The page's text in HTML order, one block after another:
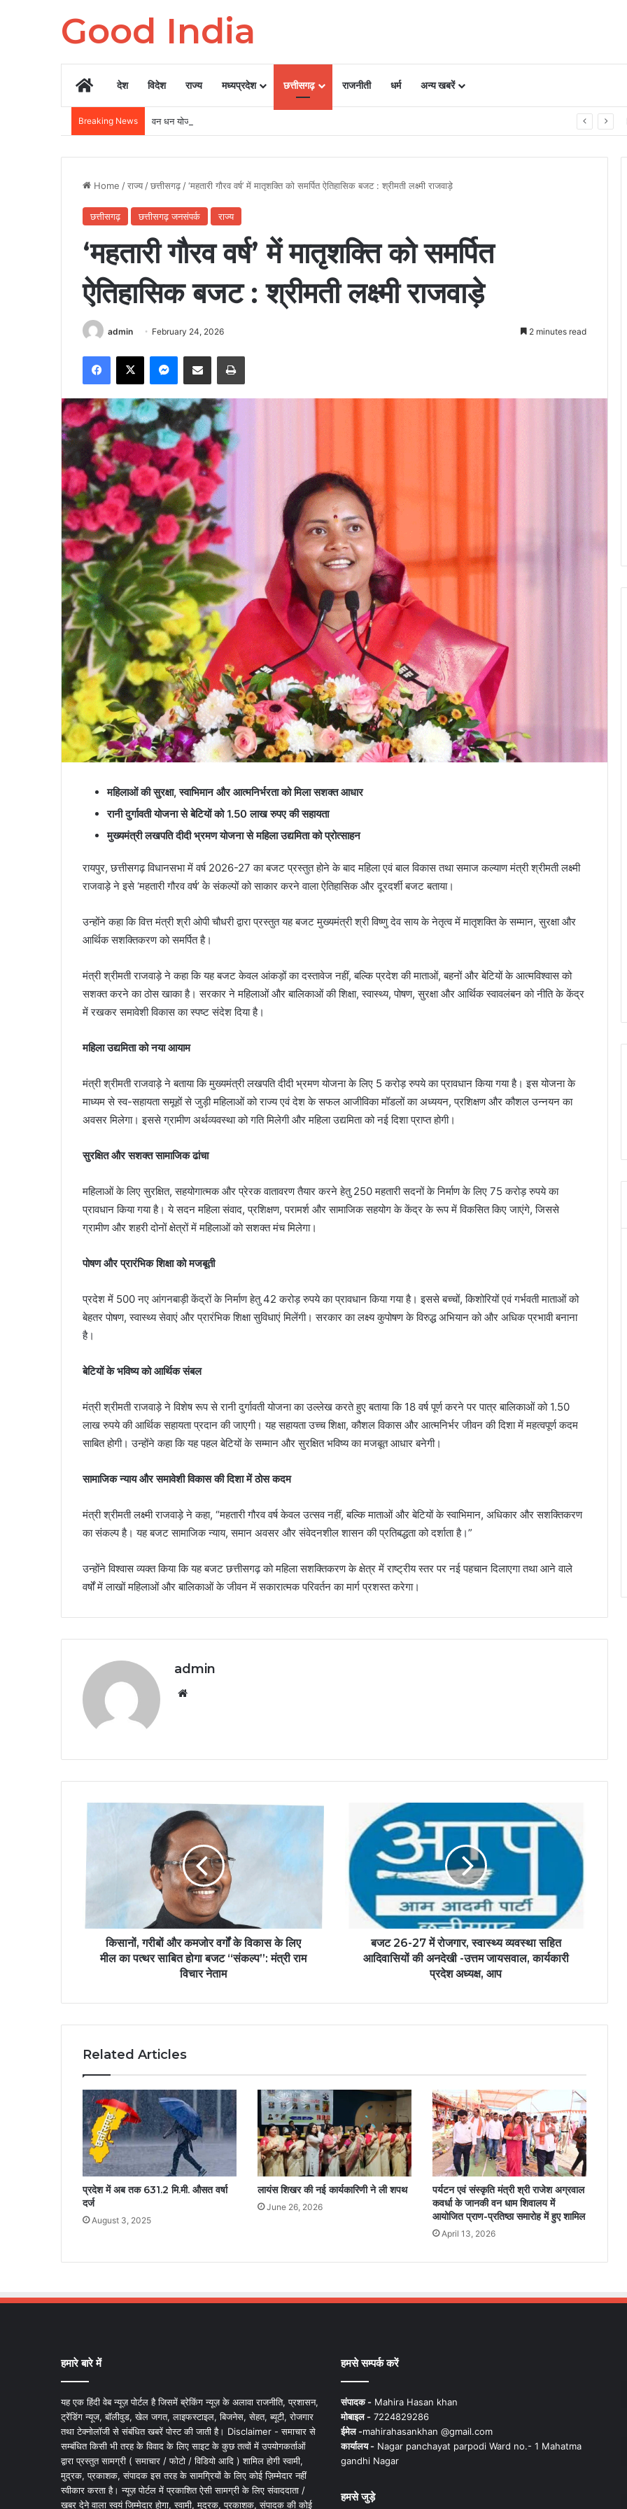
Good India
Homeदेश विदेश राज्य मध्यप्रदेश छत्तीसगढ़ राजनीती धर्म अन्य खबरें
Breaking News वन धन योजना की सफलता: महुआ से मूल्यवर्धित उत्पाद बनाकर आत्मनिर्भर बनीं महिलाएं
Home /राज्य /छत्तीसगढ़ /‘महतारी गौरव वर्ष’ में मातृशक्ति को समर्पित ऐतिहासिक बजट : श्रीमती लक्ष्मी राजवाड़े
छत्तीसगढ़ छत्तीसगढ़ जनसंपर्क राज्य
‘महतारी गौरव वर्ष’ में मातृशक्ति को समर्पित
ऐतिहासिक बजट : श्रीमती लक्ष्मी राजवाड़े
admin February 24, 2026 2 minutes read
Facebook
X Messenger
Share via Email Print
महिलाओं की सुरक्षा, स्वाभिमान और आत्मनिर्भरता को मिला सशक्त आधार
रानी दुर्गावती योजना से बेटियों को 1.50 लाख रुपए की सहायता
मुख्यमंत्री लखपति दीदी भ्रमण योजना से महिला उद्यमिता को प्रोत्साहन
रायपुर, छत्तीसगढ़ विधानसभा में वर्ष 2026-27 का बजट प्रस्तुत होने के बाद महिला एवं बाल विकास तथा समाज कल्याण मंत्री श्रीमती लक्ष्मी
राजवाड़े ने इसे ‘महतारी गौरव वर्ष’ के संकल्पों को साकार करने वाला ऐतिहासिक और दूरदर्शी बजट बताया।
उन्होंने कहा कि वित्त मंत्री श्री ओपी चौधरी द्वारा प्रस्तुत यह बजट मुख्यमंत्री श्री विष्णु देव साय के नेतृत्व में मातृशक्ति के सम्मान, सुरक्षा और
आर्थिक सशक्तिकरण को समर्पित है।
मंत्री श्रीमती राजवाड़े ने कहा कि यह बजट केवल आंकड़ों का दस्तावेज नहीं, बल्कि प्रदेश की माताओं, बहनों और बेटियों के आत्मविश्वास को
सशक्त करने का ठोस खाका है। सरकार ने महिलाओं और बालिकाओं की शिक्षा, स्वास्थ्य, पोषण, सुरक्षा और आर्थिक स्वावलंबन को नीति के केंद्र
में रखकर समावेशी विकास का स्पष्ट संदेश दिया है।
महिला उद्यमिता को नया आयाम
मंत्री श्रीमती राजवाड़े ने बताया कि मुख्यमंत्री लखपति दीदी भ्रमण योजना के लिए 5 करोड़ रुपये का प्रावधान किया गया है। इस योजना के
माध्यम से स्व-सहायता समूहों से जुड़ी महिलाओं को राज्य एवं देश के सफल आजीविका मॉडलों का अध्ययन, प्रशिक्षण और कौशल उन्नयन का
अवसर मिलेगा। इससे ग्रामीण अर्थव्यवस्था को गति मिलेगी और महिला उद्यमिता को नई दिशा प्राप्त होगी।
सुरक्षित और सशक्त सामाजिक ढांचा
महिलाओं के लिए सुरक्षित, सहयोगात्मक और प्रेरक वातावरण तैयार करने हेतु 250 महतारी सदनों के निर्माण के लिए 75 करोड़ रुपये का
प्रावधान किया गया है। ये सदन महिला संवाद, प्रशिक्षण, परामर्श और सामाजिक सहयोग के केंद्र के रूप में विकसित किए जाएंगे, जिससे
ग्रामीण और शहरी दोनों क्षेत्रों में महिलाओं को सशक्त मंच मिलेगा।
पोषण और प्रारंभिक शिक्षा को मजबूती
प्रदेश में 500 नए आंगनबाड़ी केंद्रों के निर्माण हेतु 42 करोड़ रुपये का प्रावधान किया गया है। इससे बच्चों, किशोरियों एवं गर्भवती माताओं को
बेहतर पोषण, स्वास्थ्य सेवाएं और प्रारंभिक शिक्षा सुविधाएं मिलेंगी। सरकार का लक्ष्य कुपोषण के विरुद्ध अभियान को और अधिक प्रभावी बनाना
है।
बेटियों के भविष्य को आर्थिक संबल
मंत्री श्रीमती राजवाड़े ने विशेष रूप से रानी दुर्गावती योजना का उल्लेख करते हुए बताया कि 18 वर्ष पूर्ण करने पर पात्र बालिकाओं को 1.50
लाख रुपये की आर्थिक सहायता प्रदान की जाएगी। यह सहायता उच्च शिक्षा, कौशल विकास और आत्मनिर्भर जीवन की दिशा में महत्वपूर्ण कदम
साबित होगी। उन्होंने कहा कि यह पहल बेटियों के सम्मान और सुरक्षित भविष्य का मजबूत आधार बनेगी।
सामाजिक न्याय और समावेशी विकास की दिशा में ठोस कदम
मंत्री श्रीमती लक्ष्मी राजवाड़े ने कहा, “महतारी गौरव वर्ष केवल उत्सव नहीं, बल्कि माताओं और बेटियों के स्वाभिमान, अधिकार और सशक्तिकरण
का संकल्प है। यह बजट सामाजिक न्याय, समान अवसर और संवेदनशील शासन की प्रतिबद्धता को दर्शाता है।”
उन्होंने विश्वास व्यक्त किया कि यह बजट छत्तीसगढ़ को महिला सशक्तिकरण के क्षेत्र में राष्ट्रीय स्तर पर नई पहचान दिलाएगा तथा आने वाले
वर्षों में लाखों महिलाओं और बालिकाओं के जीवन में सकारात्मक परिवर्तन का मार्ग प्रशस्त करेगा।
admin
किसानों, गरीबों और कमजोर वर्गों के विकास के लिए
मील का पत्थर साबित होगा बजट ‘‘संकल्प’’: मंत्री राम
विचार नेताम
बजट 26-27 में रोजगार, स्वास्थ्य व्यवस्था सहित
आदिवासियों की अनदेखी -उत्तम जायसवाल, कार्यकारी
प्रदेश अध्यक्ष, आप
Related Articles
प्रदेश में अब तक 631.2 मि.मी. औसत वर्षा
दर्ज
August 3, 2025
लायंस शिखर की नई कार्यकारिणी ने ली शपथ
June 26, 2026
पर्यटन एवं संस्कृति मंत्री श्री राजेश अग्रवाल
कवर्धा के जानकी वन धाम शिवालय में
आयोजित प्राण-प्रतिष्ठा समारोह में हुए शामिल
April 13, 2026
हमारे बारे में
यह एक हिंदी वेब न्यूज़ पोर्टल है जिसमें ब्रेकिंग न्यूज़ के अलावा राजनीति, प्रशासन,
ट्रेंडिंग न्यूज, बॉलीवुड, खेल जगत, लाइफस्टाइल, बिजनेस, सेहत, ब्यूटी, रोजगार
तथा टेक्नोलॉजी से संबंधित खबरें पोस्ट की जाती है। Disclaimer - समाचार से
सम्बंधित किसी भी तरह के विवाद के लिए साइट के कुछ तत्वों में उपयोगकर्ताओं
द्वारा प्रस्तुत सामग्री ( समाचार / फोटो / विडियो आदि ) शामिल होगी स्वामी,
मुद्रक, प्रकाशक, संपादक इस तरह के सामग्रियों के लिए कोई ज़िम्मेदार नहीं
स्वीकार करता है। न्यूज़ पोर्टल में प्रकाशित ऐसी सामग्री के लिए संवाददाता /
खबर देने वाला स्वयं जिम्मेदार होगा, स्वामी, मुद्रक, प्रकाशक, संपादक की कोई
हमसे सम्पर्क करें
संपादक -Mahira Hasan khan
मोबाइल -7224829286
ईमेल -mahirahasankhan @gmail.com
कार्यालय -Nagar panchayat parpodi Ward no.- 1 Mahatma
gandhi Nagar
हमसे जुड़े